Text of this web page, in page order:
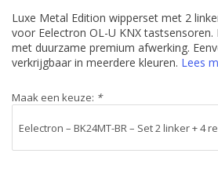
Luxe Metal Edition wipperset met 2
voor Eelectron OL-U KNX
met duurzame premium afwerking.
verkrijgbaar in meerdere kleuren. Lees
Maak een keuze: *